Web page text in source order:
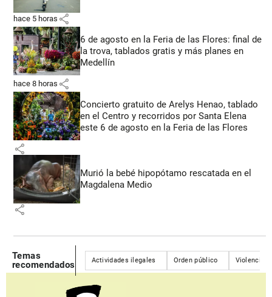
hace 5 horas share
6 de agosto en la Feria de las Flores: final de
la trova, tablados gratis y más planes en
Medellín
hace 8 horas share
Concierto gratuito de Arelys Henao, tablado
en el Centro y recorridos por Santa Elena
este 6 de agosto en la Feria de las Flores
share
Murió la bebé hipopótamo rescatada en el
Magdalena Medio
share
Temas
recomendados
Actividades ilegales Orden público Violencia